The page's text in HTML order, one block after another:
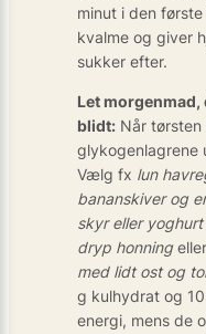
minut i den
kvalme og giver
sukker efter.
Let
blidt: Når
glykogenlagrene
Vælg fx lun
bananskiver og
skyr eller
dryp honning
med lidt ost og
g kulhydrat og
energi, mens de